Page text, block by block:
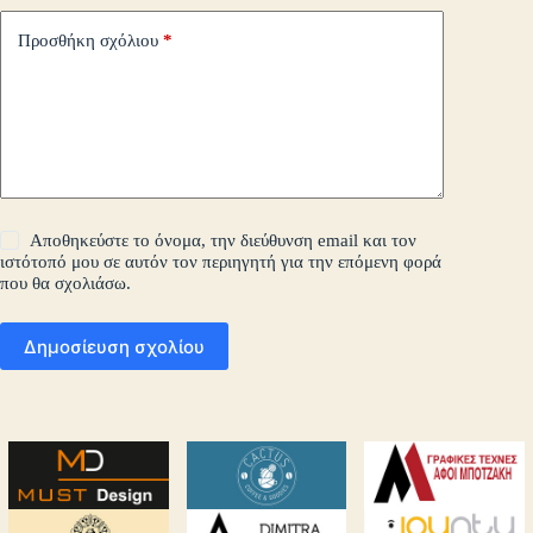
Προσθήκη σχόλιου *
Αποθηκεύστε το όνομα, την διεύθυνση email και τον
ιστότοπό μου σε αυτόν τον περιηγητή για την επόμενη φορά
που θα σχολιάσω.
Δημοσίευση σχολίου